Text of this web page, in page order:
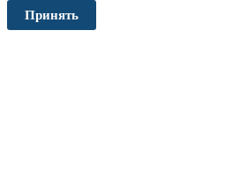
Принять